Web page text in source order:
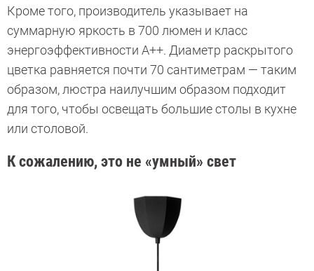
Кроме того, производитель указывает на
суммарную яркость в 700 люмен и класс
энергоэффективности А++. Диаметр раскрытого
цветка равняется почти 70 сантиметрам — таким
образом, люстра наилучшим образом подходит
для того, чтобы освещать большие столы в кухне
или столовой.
К сожалению, это не «умный» свет